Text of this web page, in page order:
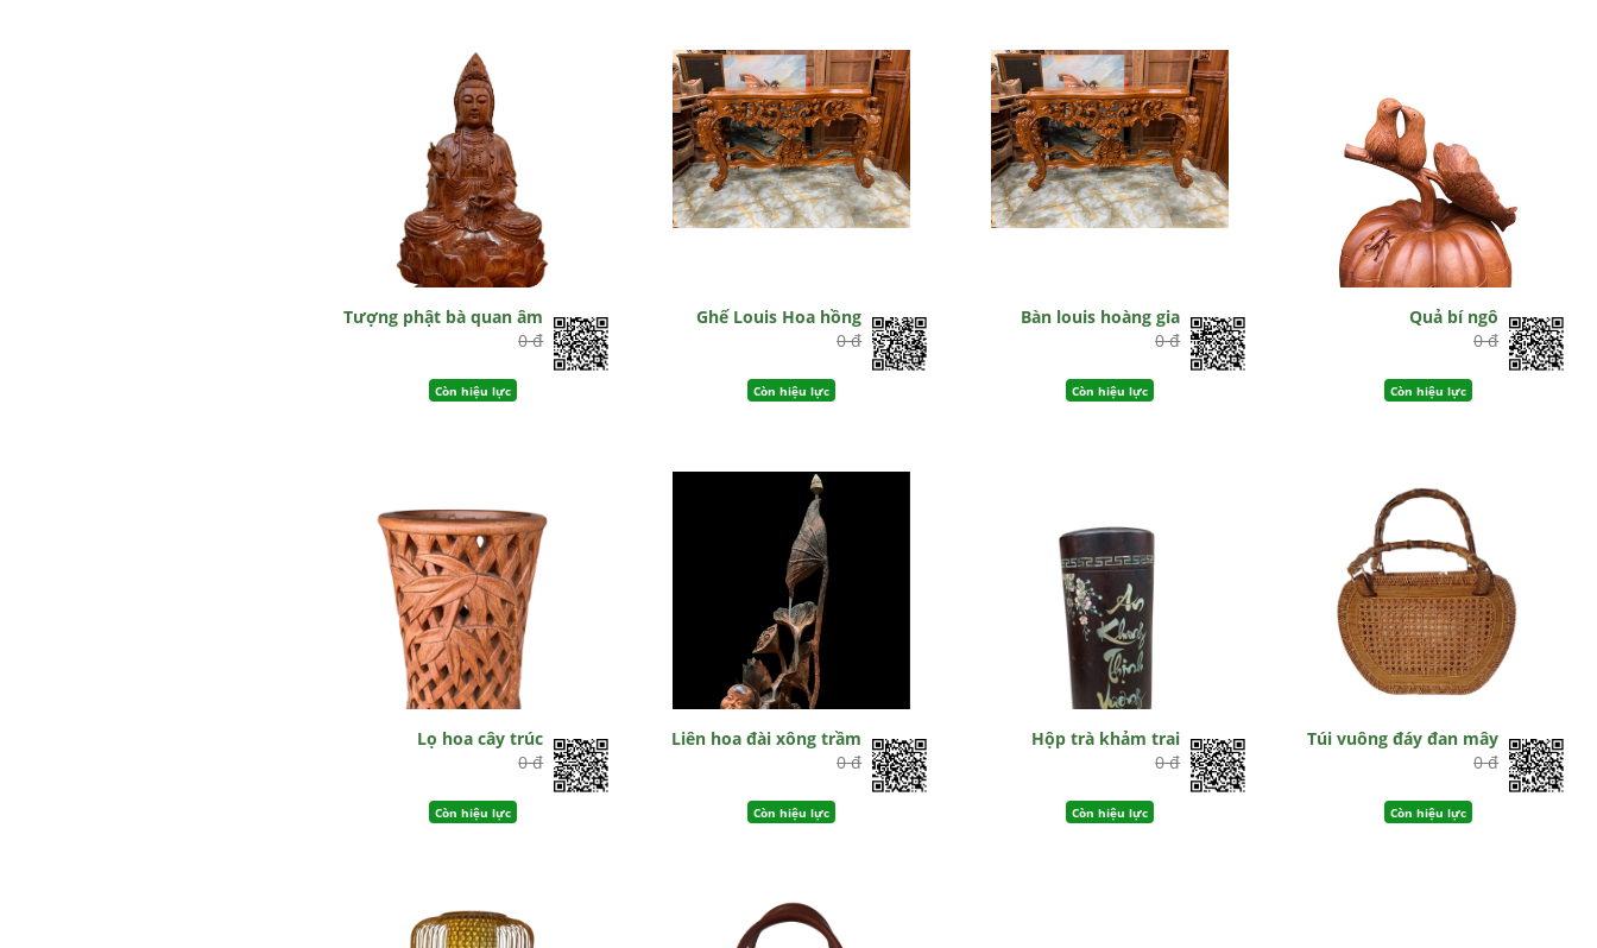
Tượng phật bà quan âm
0 đ
Còn hiệu lực
Ghế Louis Hoa hồng
0 đ
Còn hiệu lực
Bàn louis hoàng gia
0 đ
Còn hiệu lực
Quả bí ngô
0 đ
Còn hiệu lực
Lọ hoa cây trúc
0 đ
Còn hiệu lực
Liên hoa đài xông trầm
0 đ
Còn hiệu lực
Hộp trà khảm trai
0 đ
Còn hiệu lực
Túi vuông đáy đan mây
0 đ
Còn hiệu lực